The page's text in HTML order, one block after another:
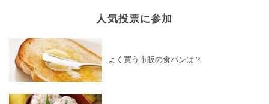
人気投票に参加
よく買う市販の食パンは？